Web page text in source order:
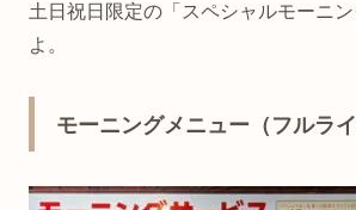
土日祝日限定の「スペシャルモーニ
よ。
モーニングメニュー（フルライ